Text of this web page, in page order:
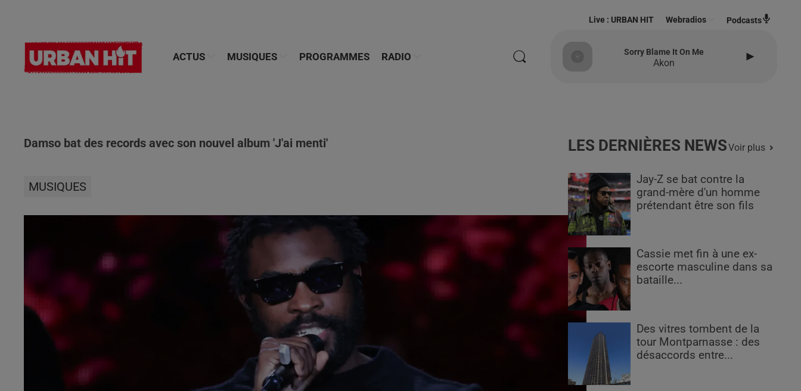
ACTUS MUSIQUES PROGRAMMES RADIO
Live : URBAN HIT Webradios Podcasts
Sorry Blame It On Me
Akon
Damso bat des records avec son nouvel album 'J'ai menti'
MUSIQUES
LES DERNIÈRES NEWSVoir plus
Jay-Z se bat contre la
grand-mère d'un homme
prétendant être son fils
Cassie met fin à une ex-
escorte masculine dans sa
bataille...
Des vitres tombent de la
tour Montparnasse : des
désaccords entre...